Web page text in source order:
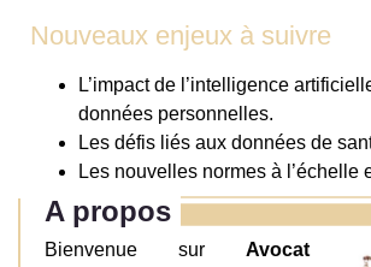
Nouveaux enjeux à suivre
L’impact de l’intelligence
données personnelles.
Les défis liés aux données de
Les nouvelles normes à l’échelle
A propos
Bienvenue sur Avocat